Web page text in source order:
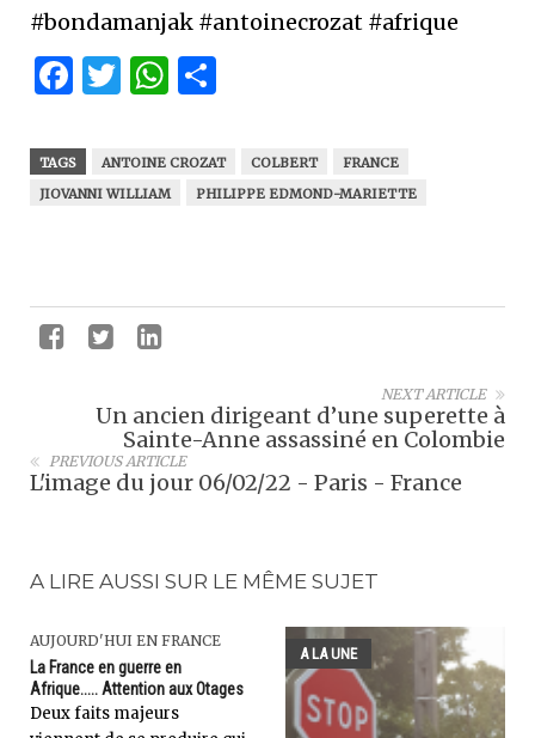
#bondamanjak #antoinecrozat #afrique
Facebook
Twitter
WhatsApp
TAGS ANTOINE CROZAT COLBERT
FRANCE
JIOVANNI WILLIAM
PHILIPPE EDMOND-MARIETTE
NEXT ARTICLE
Un ancien dirigeant d’une superette à
Sainte-Anne assassiné en Colombie
PREVIOUS ARTICLE
L'image du jour 06/02/22 - Paris - France
A LIRE AUSSI SUR LE MÊME SUJET
AUJOURD'HUI EN FRANCE
La France en guerre en
Afrique..... Attention aux Otages
Deux faits majeurs
A LA UNE